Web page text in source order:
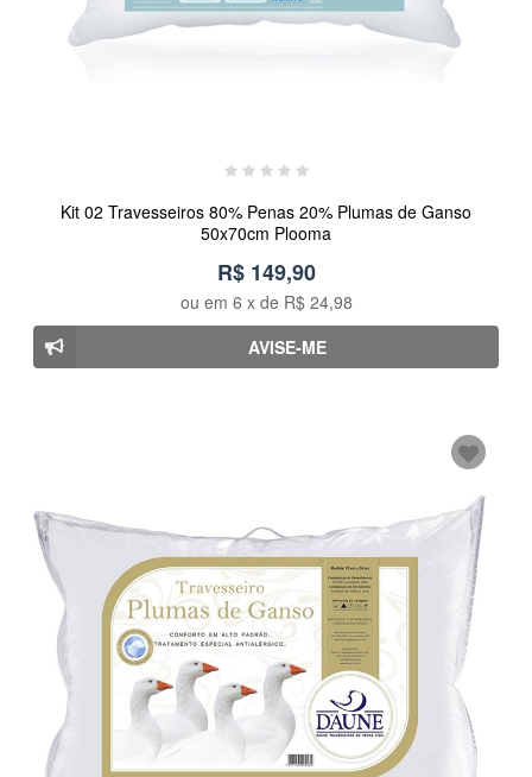
Kit 02 Travesseiros 80% Penas 20% Plumas de Ganso
50x70cm Plooma
R$ 149,90
ou em 6 x de R$ 24,98
AVISE-ME